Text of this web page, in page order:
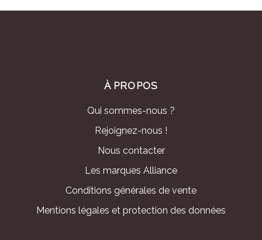
À PROPOS
Qui sommes-nous ?
Rejoignez-nous !
Nous contacter
Les marques Alliance
Conditions générales de vente
Mentions légales et protection des données